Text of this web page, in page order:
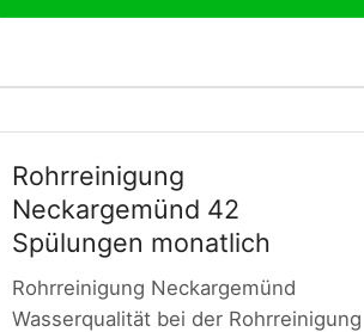
Rohrreinigung
Neckargemünd 42
Spülungen monatlich
Rohrreinigung Neckargemünd
Wasserqualität bei der Rohrreinigung